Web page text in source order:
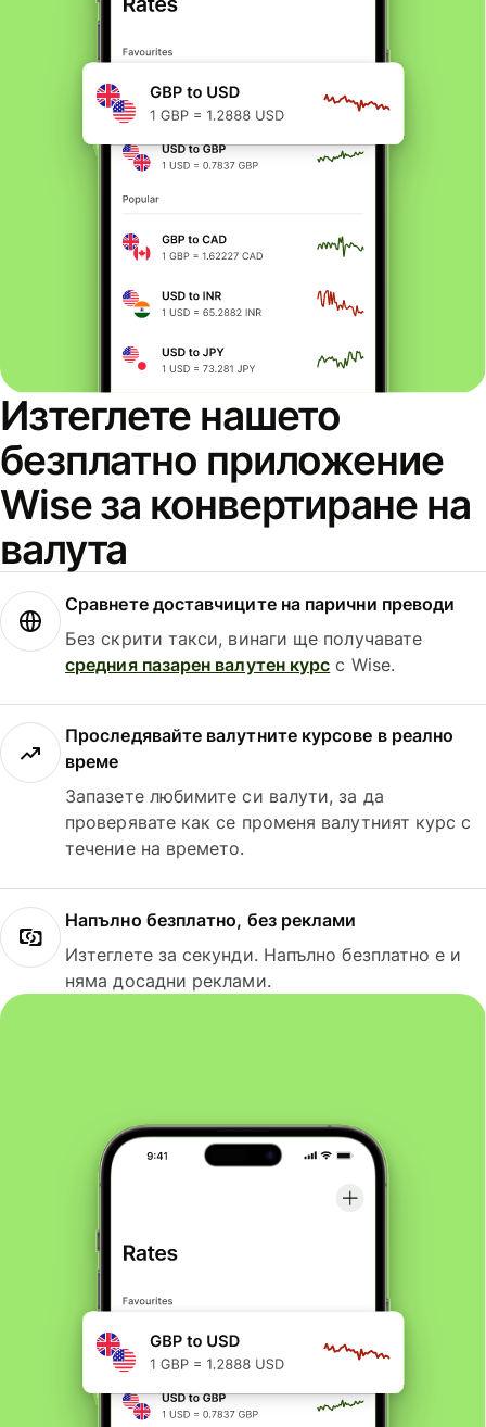
Изтеглете нашето
безплатно приложение
Wise за конвертиране на
валута
Сравнете доставчиците на парични преводи
Без скрити такси, винаги ще получавате
средния пазарен валутен курс с Wise.
Проследявайте валутните курсове в реално
време
Запазете любимите си валути, за да
проверявате как се променя валутният курс с
течение на времето.
Напълно безплатно, без реклами
Изтеглете за секунди. Напълно безплатно е и
няма досадни реклами.